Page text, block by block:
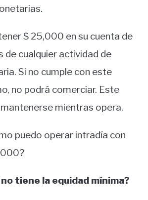
$ 25,000 en su cuenta de
de cualquier actividad de
Si no cumple con este
no podrá comerciar. Este
mientras opera.
puedo operar intradía con
tiene la equidad mínima?